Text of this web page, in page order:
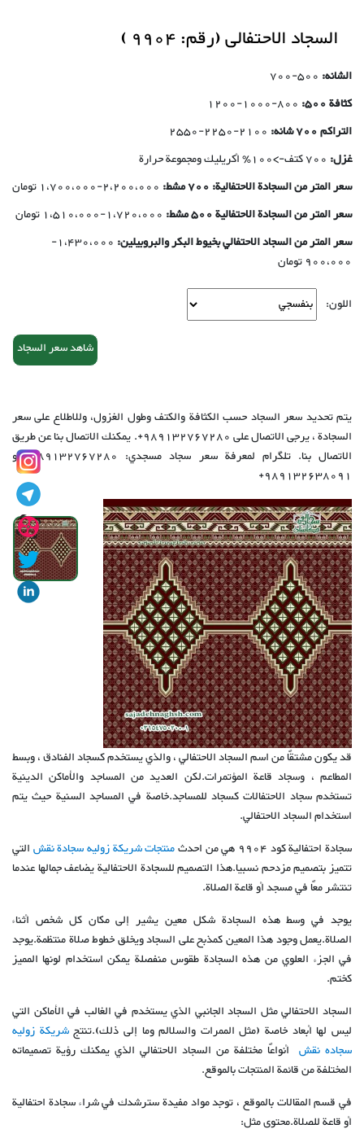
السجاد الاحتفالی (رقم: 9904 )
الشانه: 500-700
كثافة 500:
800-1000-1200
التراکم 700 شانه:
2100-2250-2550
غزل: 700 کتف->100٪ أكريليك ومجموعة حرارة
سعر المتر من السجادة الاحتفالية: 700 مشط:
2،200،000-1،700،000 تومان
سعر المتر من السجادة الاحتفالية 500 مشط:
1،720،000-1،510،000 تومان
سعر المتر من السجاد الاحتفالي بخيوط البكر والبروبيلين:
1،430،000-
900،000 تومان
اللون:
شاهد سعر السجاد
يتم تحديد سعر السجاد حسب الكثافة والكتف وطول الغزول، وللاطلاع على سعر
السجادة ، يرجى الاتصال على 989132767280+. يمكنك الاتصال بنا عن طريق
الاتصال بنا. تلگرام لمعرفة سعر سجاد مسجدي: 989132767280+ و
989132638091+
قد يكون مشتقًا من اسم السجاد الاحتفالي ، والذي يستخدم كسجاد الفنادق ، وبسط
المطاعم ، وسجاد قاعة المؤتمرات.لكن العديد من المساجد والأماكن الدينية
تستخدم سجاد الاحتفالات كسجاد للمساجد.خاصة في المساجد السنية حيث يتم
استخدام السجاد الاحتفالي.
سجادة احتفالية كود 9904 هي من احدث
منتجات شریكة زولیه سجادة نقشالتي
تتميز بتصميم مزدحم نسبيا.هذا التصميم للسجادة الاحتفالية يضاعف جمالها عندما
تنتشر معًا في مسجد أو قاعة الصلاة.
يوجد في وسط هذه السجادة شكل معين يشير إلى مكان كل شخص أثناء
الصلاة.يعمل وجود هذا المعين كمذبح على السجاد ويخلق خطوط صلاة منتظمة.يوجد
في الجزء العلوي من هذه السجادة طقوس منفصلة يمكن استخدام لونها المميز
كختم.
السجاد الاحتفالي مثل السجاد الجانبي الذي يستخدم في الغالب في الأماكن التي
ليس لها أبعاد خاصة (مثل الممرات والسلالم وما إلى ذلك).تنتجشریكة زولیه
سجاده نقش أنواعًا مختلفة من السجاد الاحتفالي الذي يمكنك رؤية تصميماته
المختلفة من قائمة المنتجات بالموقع.
في قسم المقالات بالموقع ، توجد مواد مفيدة سترشدك في شراء سجادة احتفالية
أو قاعة للصلاة.محتوى مثل: